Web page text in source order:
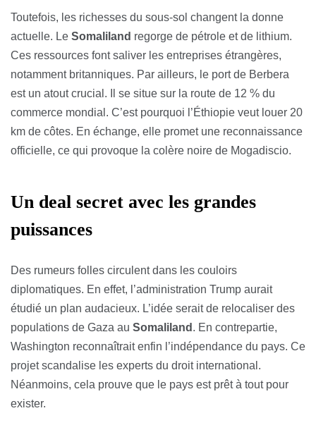
Toutefois, les richesses du sous-sol changent la donne
actuelle. Le Somaliland regorge de pétrole et de lithium.
Ces ressources font saliver les entreprises étrangères,
notamment britanniques. Par ailleurs, le port de Berbera
est un atout crucial. Il se situe sur la route de 12 % du
commerce mondial. C’est pourquoi l’Éthiopie veut louer 20
km de côtes. En échange, elle promet une reconnaissance
officielle, ce qui provoque la colère noire de Mogadiscio.
Un deal secret avec les grandes
puissances
Des rumeurs folles circulent dans les couloirs
diplomatiques. En effet, l’administration Trump aurait
étudié un plan audacieux. L’idée serait de relocaliser des
populations de Gaza au Somaliland . En contrepartie,
Washington reconnaîtrait enfin l’indépendance du pays. Ce
projet scandalise les experts du droit international.
Néanmoins, cela prouve que le pays est prêt à tout pour
exister.